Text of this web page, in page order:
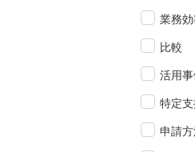
業務
比較
活用事
特定
申請